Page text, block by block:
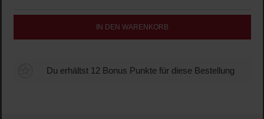
IN DEN WARENKORB
Du erhältst 12 Bonus Punkte für diese Bestellung